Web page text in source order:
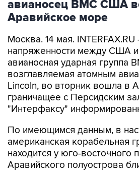
авианосец ВМС США
Аравийское море
Москва. 14 мая.
напряженности между США
авианосная ударная
возглавляемая атомным
Lincoln, во вторник вошла в
граничащее с Персидским
"Интерфаксу"
По имеющимся данным, в
американская корабельная
находится у юго-восточного
Аравийского полуострова